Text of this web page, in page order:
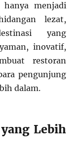
menjadi
lezat,
yang
inovatif,
restoran
pengunjung
dalam.
Lebih